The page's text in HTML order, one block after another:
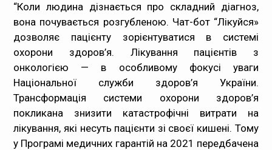
“Коли людина дізнається про складний діагноз,
вона почувається розгубленою. Чат-бот “Лікуйся»
дозволяє пацієнту зорієнтуватися в системі
охорони здоров’я. Лікування пацієнтів з
онкологією — в особливому фокусі уваги
Національної служби здоров’я України.
Трансформація системи охорони здоров’я
покликана знизити катастрофічні витрати на
лікування, які несуть пацієнти зі своєї кишені. Тому
у Програмі медичних гарантій на 2021 передбачена